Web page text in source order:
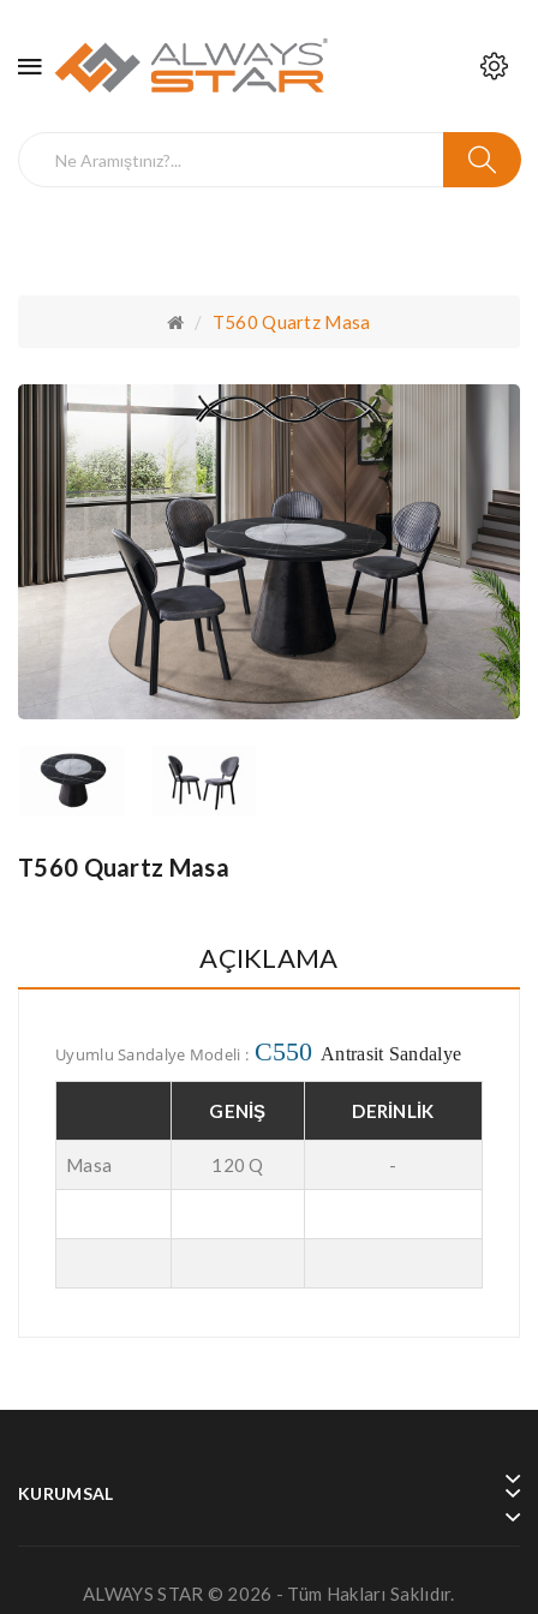
T560 Quartz Masa
T560 Quartz Masa
AÇIKLAMA
Uyumlu Sandalye Modeli : C550Antrasit Sandalye
GENİŞ DERİNLİK
Masa 120 Q -
KURUMSAL
ALWAYS STAR © 2026 - Tüm Hakları Saklıdır.